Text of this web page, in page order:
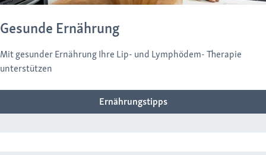
Gesunde Ernährung
Mit gesunder Ernährung Ihre Lip- und Lymphödem- Therapie
unterstützen
Ernährungstipps